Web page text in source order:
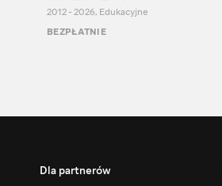
2012 - 2026, Edukacyjne
BEZPŁATNIE
Dla partnerów